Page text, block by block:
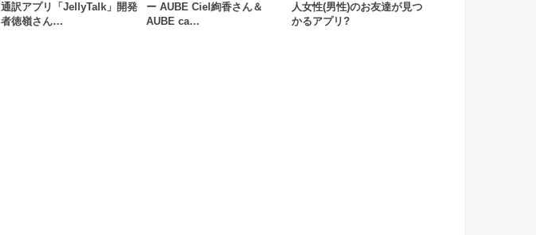
通訳アプリ「JellyTalk」開発
者徳嶺さん…
ー AUBE Ciel絢香さん＆
AUBE ca…
人女性(男性)のお友達が見つ
かるアプリ?